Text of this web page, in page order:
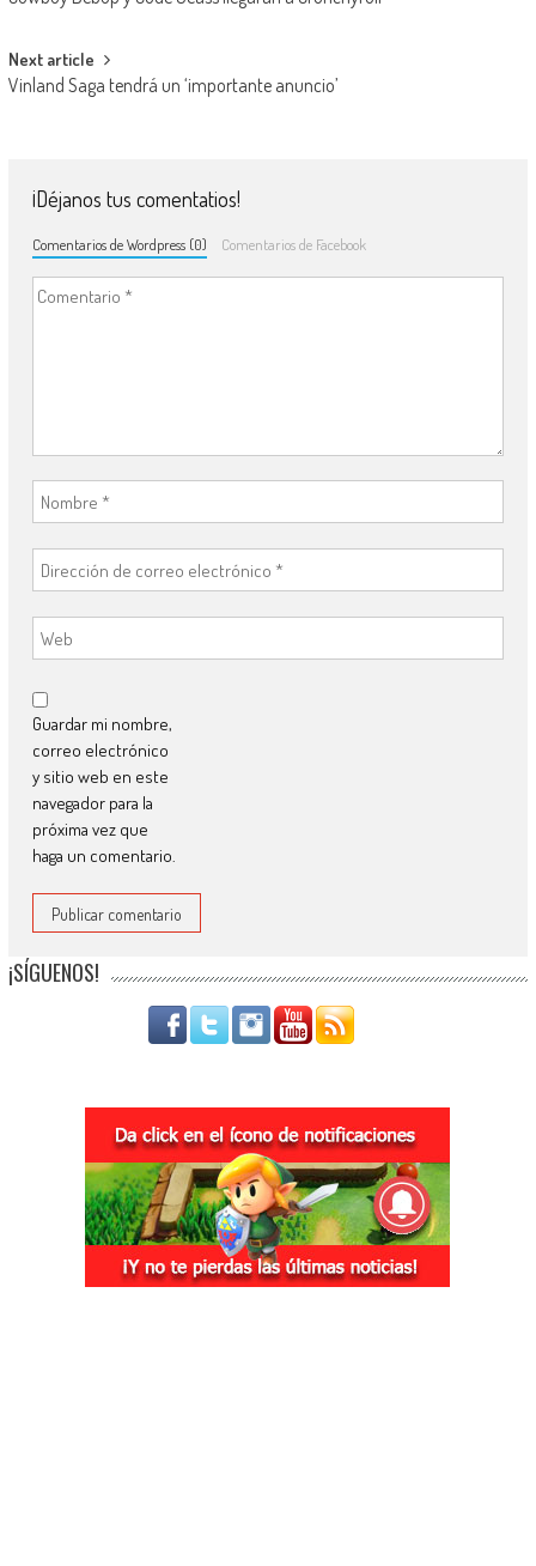
Next article
Vinland Saga tendrá un ‘importante anuncio’
¡Déjanos tus comentatios!
Comentarios de Wordpress (0) Comentarios de Facebook
Guardar mi nombre,
correo electrónico
y sitio web en este
navegador para la
próxima vez que
haga un comentario.
¡SÍGUENOS!